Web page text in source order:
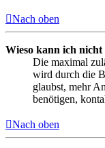
Nach oben
Wieso kann ich
Die maximal
wird durch die
glaubst, mehr
benötigen,
Nach oben